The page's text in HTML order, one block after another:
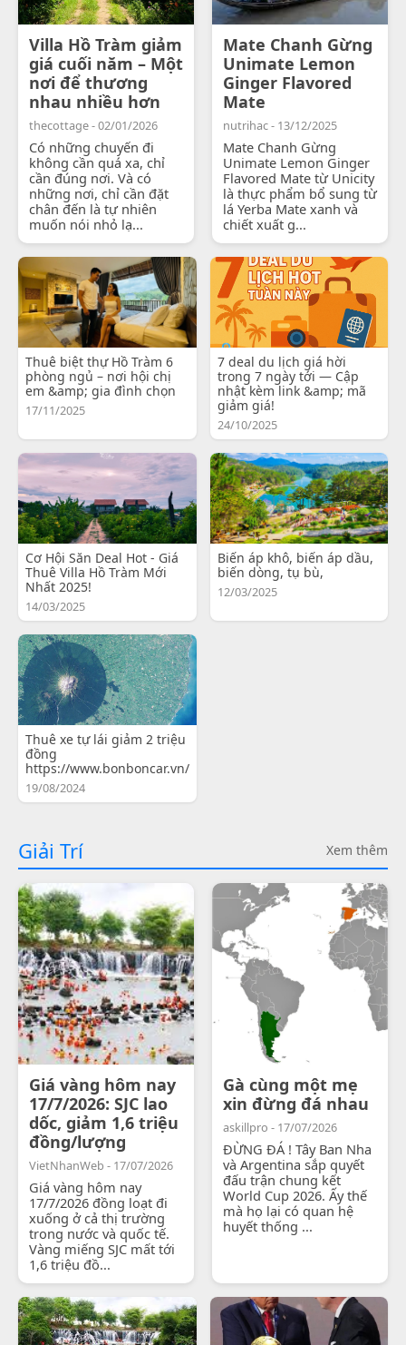
Villa Hồ Tràm giảm
giá cuối năm – Một
nơi để thương
nhau nhiều hơn
thecottage - 02/01/2026
Có những chuyến đi
không cần quá xa, chỉ
cần đúng nơi. Và có
những nơi, chỉ cần đặt
chân đến là tự nhiên
muốn nói nhỏ lạ...
Mate Chanh Gừng
Unimate Lemon
Ginger Flavored
Mate
nutrihac - 13/12/2025
Mate Chanh Gừng
Unimate Lemon Ginger
Flavored Mate từ Unicity
là thực phẩm bổ sung từ
lá Yerba Mate xanh và
chiết xuất g...
Thuê biệt thự Hồ Tràm 6
phòng ngủ – nơi hội chị
em &amp; gia đình chọn
17/11/2025
7 deal du lịch giá hời
trong 7 ngày tới — Cập
nhật kèm link &amp; mã
giảm giá!
24/10/2025
Cơ Hội Săn Deal Hot - Giá
Thuê Villa Hồ Tràm Mới
Nhất 2025!
14/03/2025
Biến áp khô, biến áp dầu,
biến dòng, tụ bù,
12/03/2025
Thuê xe tự lái giảm 2 triệu
đồng
https://www.bonboncar.vn/
19/08/2024
Giải Trí Xem thêm
Giá vàng hôm nay
17/7/2026: SJC lao
dốc, giảm 1,6 triệu
đồng/lượng
VietNhanWeb - 17/07/2026
Giá vàng hôm nay
17/7/2026 đồng loạt đi
xuống ở cả thị trường
trong nước và quốc tế.
Vàng miếng SJC mất tới
1,6 triệu đồ...
Gà cùng một mẹ
xin đừng đá nhau
askillpro - 17/07/2026
ĐỪNG ĐÁ ! Tây Ban Nha
và Argentina sắp quyết
đấu trận chung kết
World Cup 2026. Ấy thế
mà họ lại có quan hệ
huyết thống ...